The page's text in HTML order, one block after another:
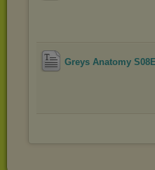
Greys Anatomy